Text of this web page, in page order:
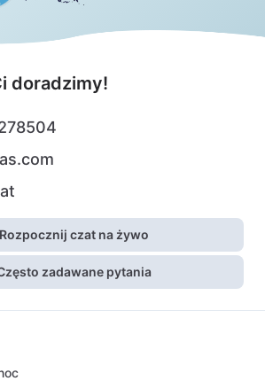
doradzimy!
Rozpocznij czat na żywo
zadawane pytania